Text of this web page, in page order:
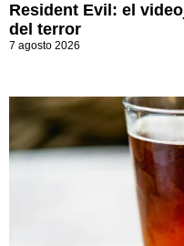
Resident Evil: el
del terror
7 agosto 2026